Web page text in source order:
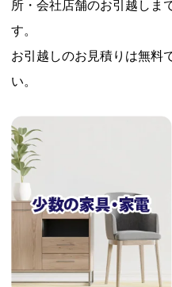
所・会社店舗のお引越しま
す。
お引越しのお見積りは無料
い。